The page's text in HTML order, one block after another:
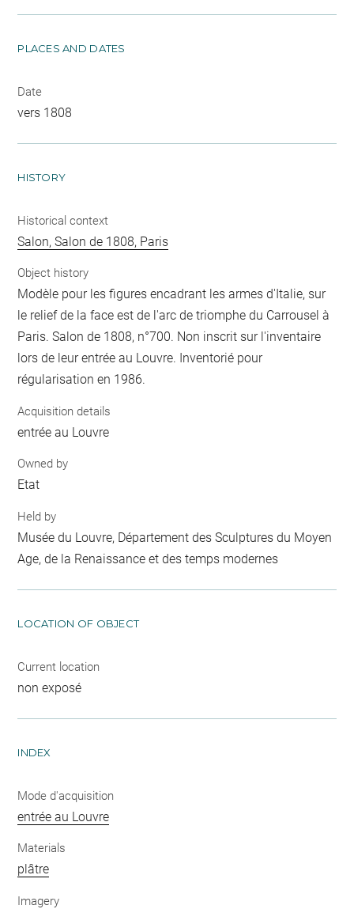
PLACES AND DATES
Date
vers 1808
HISTORY
Historical context
Salon, Salon de 1808, Paris
Object history
Modèle pour les figures encadrant les armes d'Italie, sur
le relief de la face est de l'arc de triomphe du Carrousel à
Paris. Salon de 1808, n°700. Non inscrit sur l'inventaire
lors de leur entrée au Louvre. Inventorié pour
régularisation en 1986.
Acquisition details
entrée au Louvre
Owned by
Etat
Held by
Musée du Louvre, Département des Sculptures du Moyen
Age, de la Renaissance et des temps modernes
LOCATION OF OBJECT
Current location
non exposé
INDEX
Mode d'acquisition
entrée au Louvre
Materials
plâtre
Imagery